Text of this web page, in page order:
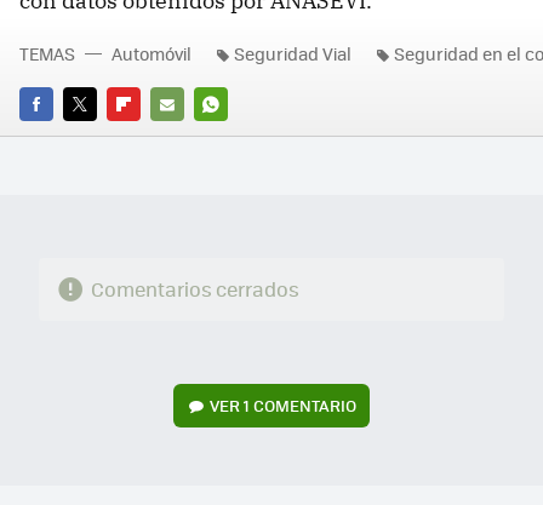
FACEBOOK
TWITTERFLIPBOARD
E-
WHATSAPP
TEMAS Automóvil Seguridad Vial Seguridad en el
Comentarios cerrados
VER1 COMENTARIO